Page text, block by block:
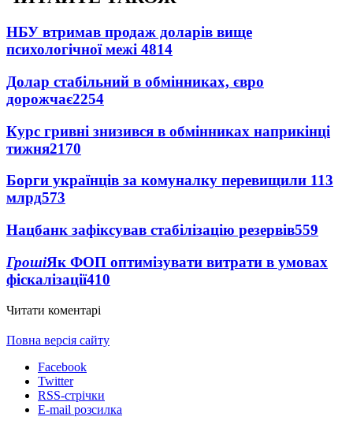
НБУ втримав продаж доларів вище
психологічної межі 4814
Долар стабільний в обмінниках, євро
дорожчає2254
Курс гривні знизився в обмінниках наприкінці
тижня2170
Борги українців за комуналку перевищили 113
млрд573
Нацбанк зафіксував стабілізацію резервів559
ГрошіЯк ФОП оптимізувати витрати в умовах
фіскалізації410
Читати коментарі
Повна версія сайту
Facebook
Twitter
RSS-стрічки
E-mail розсилка